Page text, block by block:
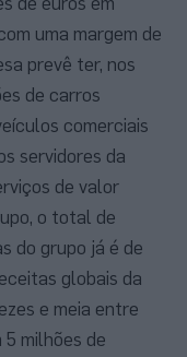
uma margem de
prevê ter, nos
de carros
comerciais
servidores da
de valor
o total de
do grupo já é de
globais da
e meia entre
milhões de